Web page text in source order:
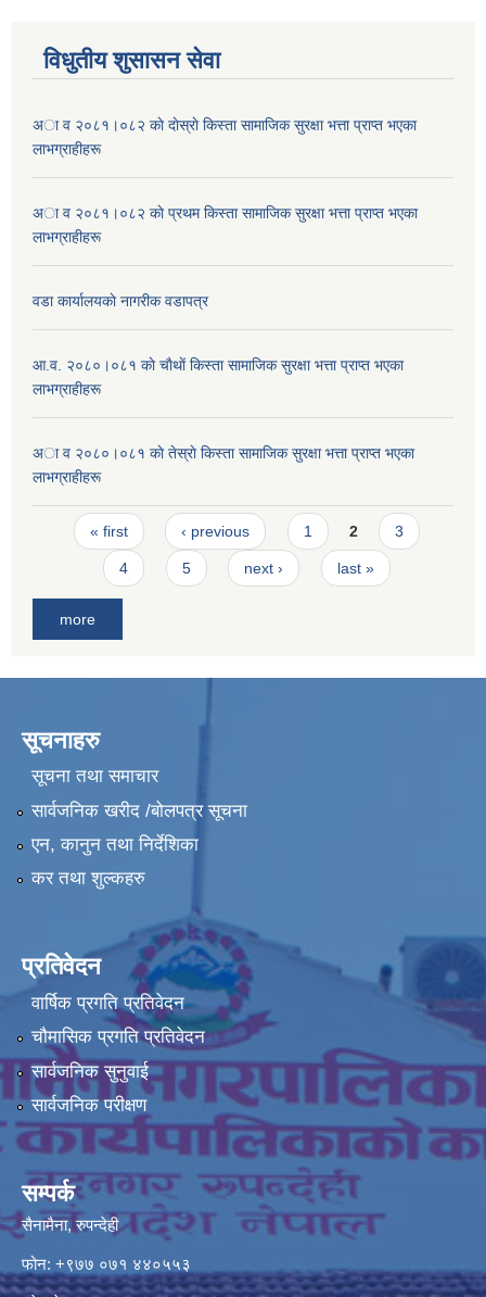
विधुतीय शुसासन सेवा
अा व २०८१।०८२ काे दाेस्राे किस्ता सामाजिक सुरक्षा भत्ता प्राप्त भएका
लाभग्राहीहरू
अा व २०८१।०८२ काे प्रथम किस्ता सामाजिक सुरक्षा भत्ता प्राप्त भएका
लाभग्राहीहरू
वडा कार्यालयकाे नागरीक वडापत्र
आ.व. २०८०।०८१ काे चाैथाें किस्ता सामाजिक सुरक्षा भत्ता प्राप्त भएका
लाभग्राहीहरू
अा व २०८०।०८१ काे तेस्राे किस्ता सामाजिक सुरक्षा भत्ता प्राप्त भएका
लाभग्राहीहरू
Pages
« first ‹ previous 1 2 3
4 5 next › last »
more
सूचनाहरु
सूचना तथा समाचार
सार्वजनिक खरीद /बोलपत्र सूचना
एन, कानुन तथा निर्देशिका
कर तथा शुल्कहरु
प्रतिवेदन
वार्षिक प्रगति प्रतिवेदन
चौमासिक प्रगति प्रतिवेदन
सार्वजनिक सुनुवाई
सार्वजनिक परीक्षण
सम्पर्क
सैनामैना, रुपन्देही
फोन: +९७७ ०७१ ४४०५५३